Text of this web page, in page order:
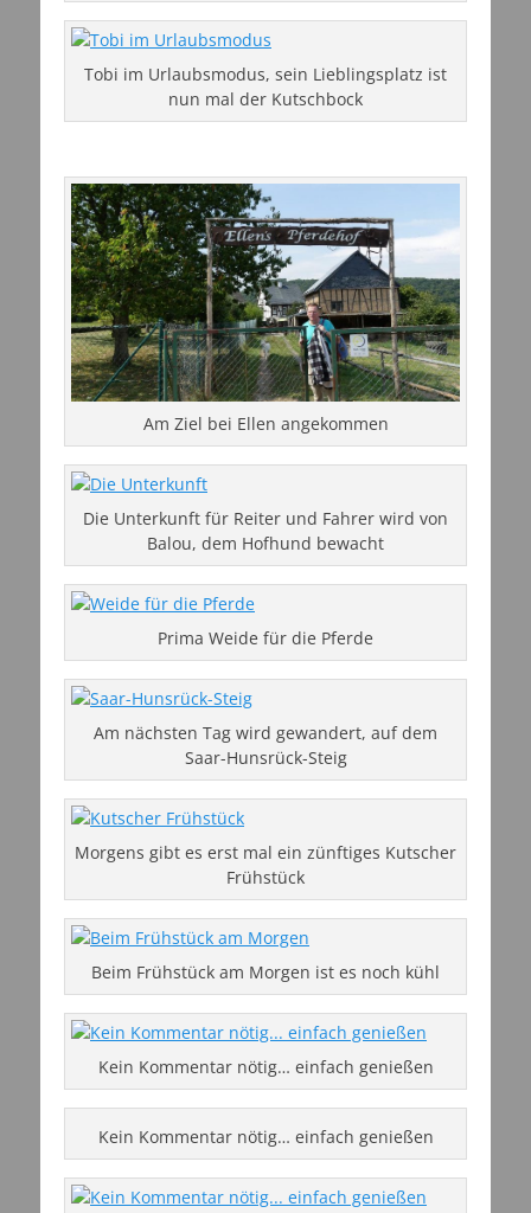
Tobi im Urlaubsmodus, sein Lieblingsplatz ist
nun mal der Kutschbock
Am Ziel bei Ellen angekommen
Die Unterkunft für Reiter und Fahrer wird von
Balou, dem Hofhund bewacht
Prima Weide für die Pferde
Am nächsten Tag wird gewandert, auf dem
Saar-Hunsrück-Steig
Morgens gibt es erst mal ein zünftiges Kutscher
Frühstück
Beim Frühstück am Morgen ist es noch kühl
Kein Kommentar nötig… einfach genießen
Kein Kommentar nötig… einfach genießen